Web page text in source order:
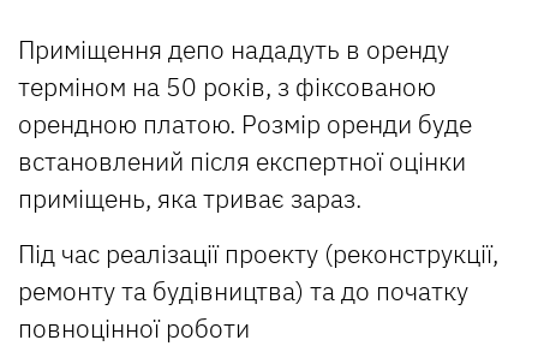
Приміщення депо нададуть в оренду
терміном на 50 років, з фіксованою
орендною платою. Розмір оренди буде
встановлений після експертної оцінки
приміщень, яка триває зараз.
Під час реалізації проекту (реконструкції,
ремонту та будівництва) та до початку
повноцінної роботи